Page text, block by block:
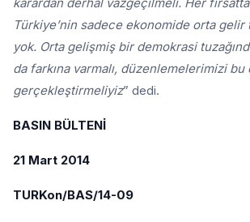
Türkiye’nin sadece ekonomide orta gelir
yok. Orta gelişmiş bir demokrasi
da farkına varmalı, düzenlemelerimizi
gerçekleştirmeliyiz” dedi.
BASIN BÜLTENİ
21 Mart 2014
TURKon/BAS/14-09